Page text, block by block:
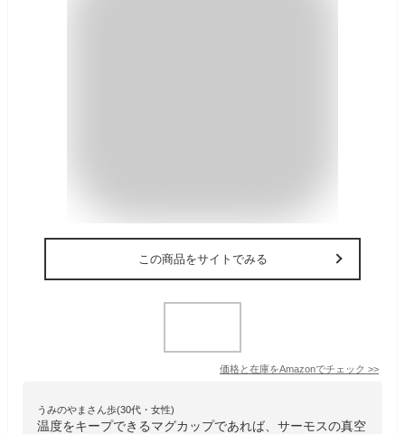
この商品をサイトでみる
価格と在庫をAmazonでチェック >>
うみのやまさん歩(30代・女性)
温度をキープできるマグカップであれば、サーモスの真空